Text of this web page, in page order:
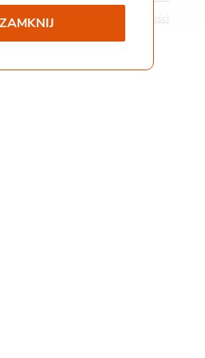
ZAMKNIJ
Polityka prywatności